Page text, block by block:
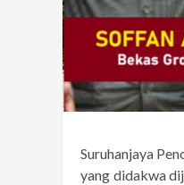
Suruhanjaya
yang didakwa